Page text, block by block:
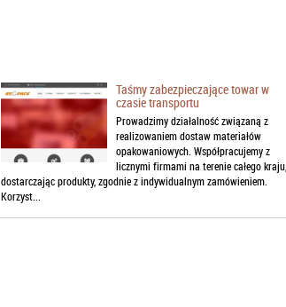
Taśmy zabezpieczające towar w
czasie transportu
Prowadzimy działalność związaną z
realizowaniem dostaw materiałów
opakowaniowych. Współpracujemy z
licznymi firmami na terenie całego kraju,
dostarczając produkty, zgodnie z indywidualnym zamówieniem.
Korzyst...